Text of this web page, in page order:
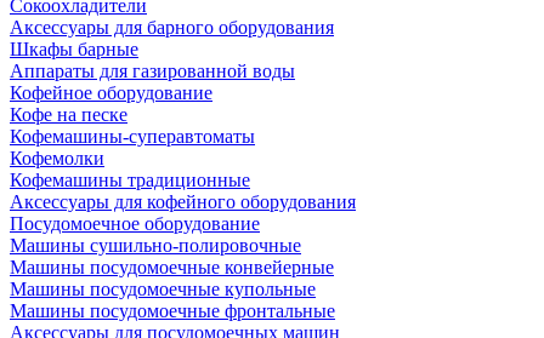
Сокоохладители
Аксессуары для барного оборудования
Шкафы барные
Аппараты для газированной воды
Кофейное оборудование
Кофе на песке
Кофемашины-суперавтоматы
Кофемолки
Кофемашины традиционные
Аксессуары для кофейного оборудования
Посудомоечное оборудование
Машины сушильно-полировочные
Машины посудомоечные конвейерные
Машины посудомоечные купольные
Машины посудомоечные фронтальные
Аксессуары для посудомоечных машин